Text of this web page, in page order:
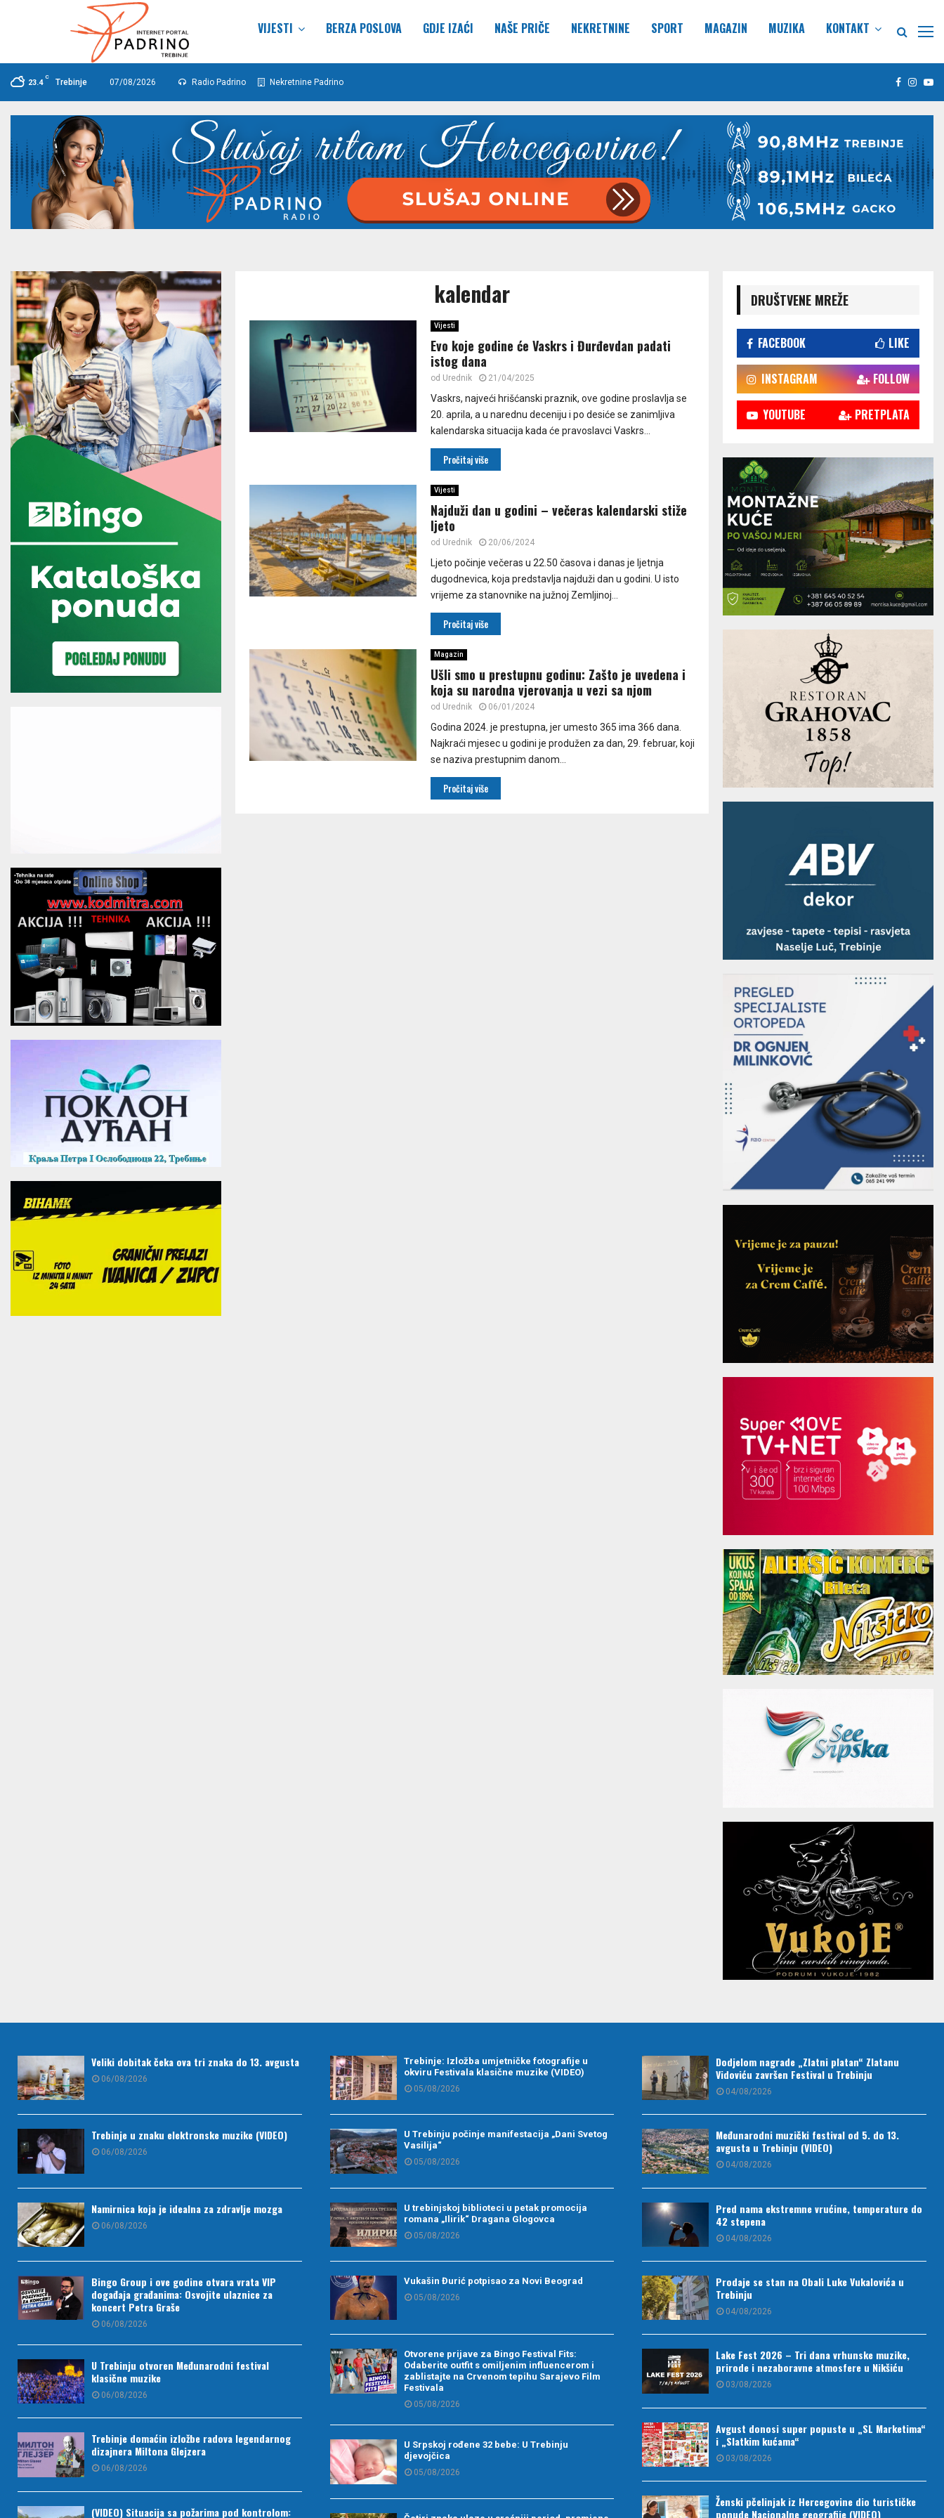
VIJESTI BERZA POSLOVA GDJE IZAĆI NAŠE PRIČE NEKRETNINE SPORT MAGAZIN MUZIKA KONTAKT
23.4
C
Trebinje 07/08/2026 Radio Padrino Nekretnine Padrino Facebook
kalendar
Vijesti
Evo koje godine će Vaskrs i Đurđevdan padati
istog dana
od Urednik 21/04/2025
Vaskrs, najveći hrišćanski praznik, ove godine proslavlja se
20. aprila, a u narednu deceniju i po desiće se zanimljiva
kalendarska situacija kada će pravoslavci Vaskrs...
Pročitaj više
Vijesti
Najduži dan u godini – večeras kalendarski stiže
ljeto
od Urednik 20/06/2024
Ljeto počinje večeras u 22.50 časova i danas je ljetnja
dugodnevica, koja predstavlja najduži dan u godini. U isto
vrijeme za stanovnike na južnoj Zemljinoj...
Pročitaj više
Magazin
Ušli smo u prestupnu godinu: Zašto je uvedena i
koja su narodna vjerovanja u vezi sa njom
od Urednik 06/01/2024
Godina 2024. je prestupna, jer umesto 365 ima 366 dana.
Najkraći mjesec u godini je produžen za dan, 29. februar, koji
se naziva prestupnim danom...
Pročitaj više
DRUŠTVENE MREŽE
FACEBOOK LIKE
INSTAGRAM FOLLOW
YOUTUBE PRETPLATA
Veliki dobitak čeka ova tri znaka do 13. avgusta
06/08/2026
Trebinje u znaku elektronske muzike (VIDEO)
06/08/2026
Namirnica koja je idealna za zdravlje mozga
06/08/2026
Bingo Group i ove godine otvara vrata VIP
događaja građanima: Osvojite ulaznice za
koncert Petra Graše
06/08/2026
U Trebinju otvoren Međunarodni festival
klasične muzike
06/08/2026
Trebinje domaćin izložbe radova legendarnog
dizajnera Miltona Glejzera
06/08/2026
(VIDEO) Situacija sa požarima pod kontrolom:
Trebinje: Izložba umjetničke fotografije u
okviru Festivala klasične muzike (VIDEO)
05/08/2026
U Trebinju počinje manifestacija „Dani Svetog
Vasilija“
05/08/2026
U trebinjskoj biblioteci u petak promocija
romana „Ilirik“ Dragana Glogovca
05/08/2026
Vukašin Đurić potpisao za Novi Beograd
05/08/2026
Otvorene prijave za Bingo Festival Fits:
Odaberite outfit s omiljenim influencerom i
zablistajte na Crvenom tepihu Sarajevo Film
Festivala
05/08/2026
U Srpskoj rođene 32 bebe: U Trebinju
djevojčica
05/08/2026
Dodjelom nagrade „Zlatni platan“ Zlatanu
Vidoviću završen Festival u Trebinju
04/08/2026
Međunarodni muzički festival od 5. do 13.
avgusta u Trebinju (VIDEO)
04/08/2026
Pred nama ekstremne vrućine, temperature do
42 stepena
04/08/2026
Prodaje se stan na Obali Luke Vukalovića u
Trebinju
04/08/2026
Lake Fest 2026 – Tri dana vrhunske muzike,
prirode i nezaboravne atmosfere u Nikšiću
03/08/2026
Avgust donosi super popuste u „SL Marketima“
i „Slatkim kućama“
03/08/2026
Ženski pčelinjak iz Hercegovine dio turističke
ponude Nacionalne geografije (VIDEO)